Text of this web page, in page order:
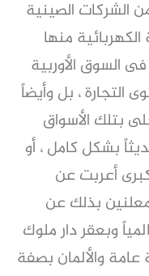
الشركات الصينية
منها
السوق الأوربية
، بل وأيضاً
بتلك الأسواق
بشكل كامل ، أو
أعربت عن
بذلك عن
وبعقر دار ملوك
عامة والألمان بصفة